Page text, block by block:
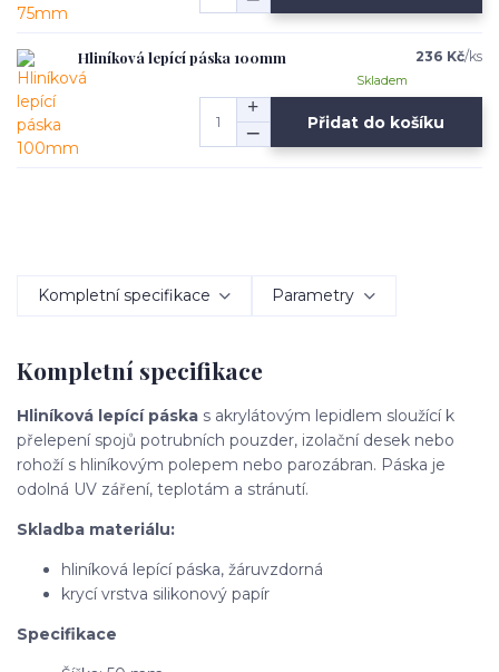
Hliníková lepící páska 100mm 236 Kč/ks
Skladem
Přidat do košíku
Kompletní specifikace Parametry
Kompletní specifikace
Hliníková lepící páska s akrylátovým lepidlem sloužící k
přelepení spojů potrubních pouzder, izolační desek nebo
rohoží s hliníkovým polepem nebo parozábran. Páska je
odolná UV záření, teplotám a stránutí.
Skladba materiálu:
hliníková lepící páska, žáruvzdorná
krycí vrstva silikonový papír
Specifikace